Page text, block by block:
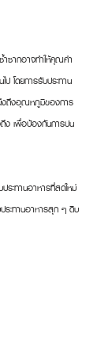
ำซากอาจทำให้คุณค่า
โดยการรับประทาน
งถึงอุณหภูมิของการ
ง เพื่อป้องกันการปน
ระทานอาหารที่สดใหม่
ประทานอาหารสุก ๆ ดิบ